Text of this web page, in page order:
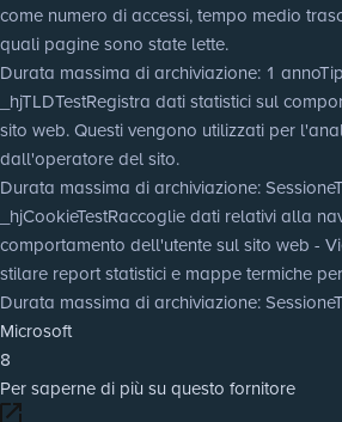
come numero di accessi, tempo medio
quali pagine sono state lette.
Durata massima di archiviazione: 1 anno
_hjTLDTestRegistra dati statistici sul
sito web. Questi vengono utilizzati per
dall'operatore del sito.
Durata massima di archiviazione: Sessione
_hjCookieTestRaccoglie dati relativi alla
comportamento dell'utente sul sito web -
stilare report statistici e mappe termiche
Durata massima di archiviazione: Sessione
Microsoft
8
Per saperne di più su questo fornitore